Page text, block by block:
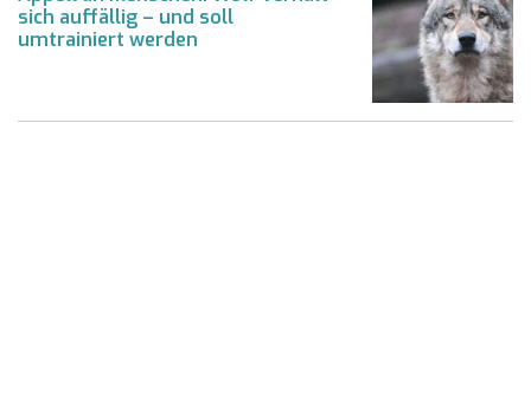
sich auffällig – und soll
umtrainiert werden